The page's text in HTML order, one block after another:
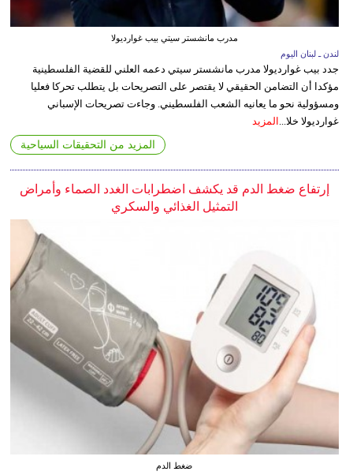
مدرب مانشستر سيتي بيب غوارديولا
لندن ـ لبنان اليوم
جدد بيب غوارديولا مدرب مانشستر سيتي دعمه العلني للقضية الفلسطينية
مؤكدا أن التضامن الحقيقي لا يقتصر على التصريحات بل يتطلب تحركا فعليا
ومسؤولية نحو ما يعانيه الشعب الفلسطيني. وجاءت تصريحات الإسباني
غوارديولا خلا... المزيد
المزيد من التحقيقات السياحية
إرتفاع ضغط الدم قد يكشف اضطرابات الغدد الصماء وأمراض
التمثيل الغذائي والسكري
ضغط الدم